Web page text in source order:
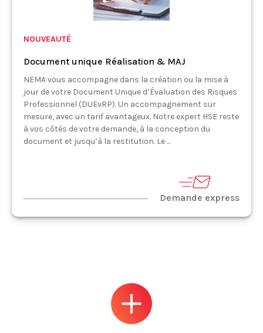
NOUVEAUTÉ
Document unique Réalisation & MAJ
NEMA vous accompagne dans la création ou la mise à
jour de votre Document Unique d’Évaluation des Risques
Professionnel (DUEvRP). Un accompagnement sur
mesure, avec un tarif avantageux. Notre expert HSE reste
à vos côtés de votre demande, à la conception du
document et jusqu’à la restitution. Le ...
Demande express